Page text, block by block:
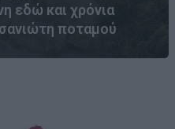
εδώ και χρόνια
ποταμού